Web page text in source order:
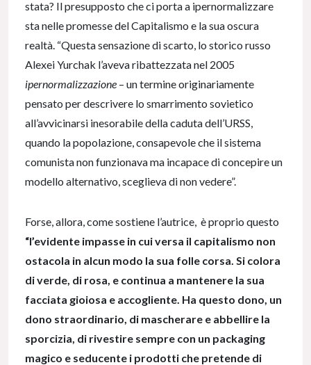
stata? Il presupposto che ci porta a ipernormalizzare
sta nelle promesse del Capitalismo e la sua oscura
realtà. “Questa sensazione di scarto, lo storico russo
Alexei Yurchak l’aveva ribattezzata nel 2005
ipernormalizzazione – un termine originariamente
pensato per descrivere lo smarrimento sovietico
all’avvicinarsi inesorabile della caduta dell’URSS,
quando la popolazione, consapevole che il sistema
comunista non funzionava ma incapace di concepire un
modello alternativo, sceglieva di non vedere”.
Forse, allora, come sostiene l’autrice, è proprio questo
“l’evidente impasse in cui versa il capitalismo non
ostacola in alcun modo la sua folle corsa. Si colora
di verde, di rosa, e continua a mantenere la sua
facciata gioiosa e accogliente. Ha questo dono, un
dono straordinario, di mascherare e abbellire la
sporcizia, di rivestire sempre con un packaging
magico e seducente i prodotti che pretende di